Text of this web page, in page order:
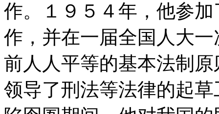
作。１９５４年，他参
作，并在一届全国人大
前人人平等的基本法制
领导了刑法等法律的起